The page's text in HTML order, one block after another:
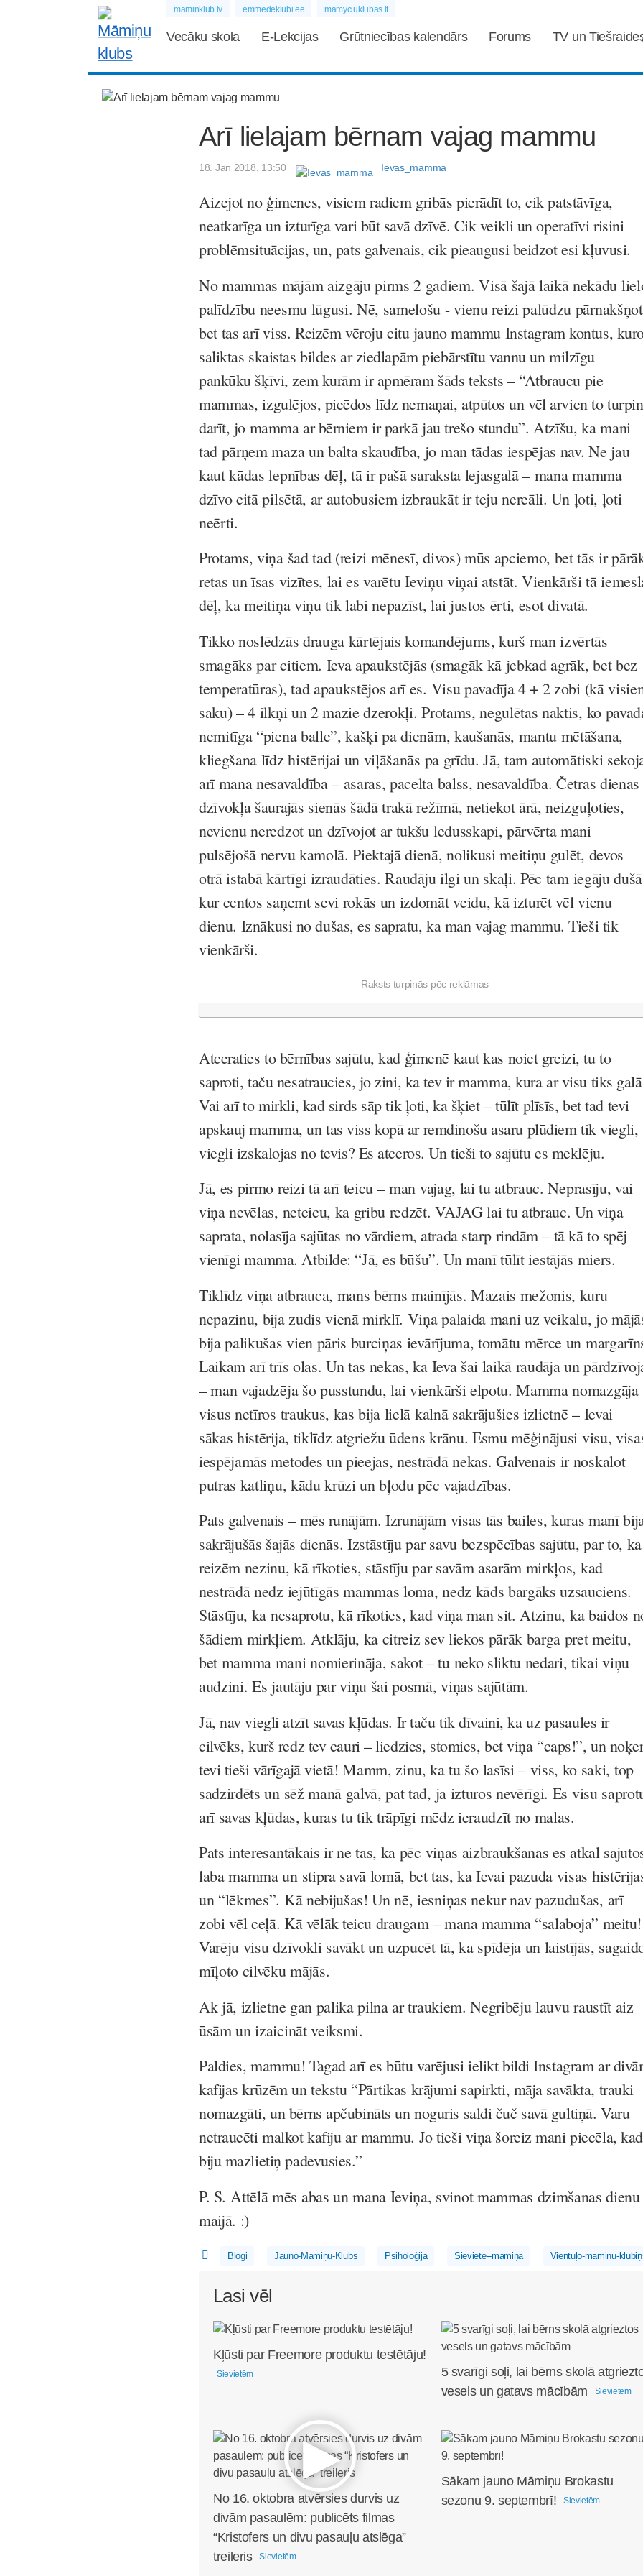
maminklub.lv emmedeklubi.ee mamyciuklubas.lt
Vecāku skola E-Lekcijas Grūtniecības kalendārs Forums TV un
Arī lielajam bērnam vajag mammu
18. Jan 2018, 13:50 Ievas_mamma
Aizejot no ģimenes, visiem radiem gribās pierādīt to, cik patstāvīga,
neatkarīga un izturīga vari būt savā dzīvē. Cik veikli un operatīvi risini
problēmsituācijas, un, pats galvenais, cik pieaugusi beidzot esi kļuvusi.
No mammas mājām aizgāju pirms 2 gadiem. Visā šajā laikā nekādu
palīdzību neesmu lūgusi. Nē, samelošu - vienu reizi palūdzu
bet tas arī viss.Reizēm vēroju citu jauno mammu Instagram kontus,
saliktas skaistas bildes ar ziedlapām piebārstītu vannu un milzīgu
pankūku šķīvi, zem kurām ir apmēram šāds teksts – “Atbraucu pie
mammas, izgulējos, pieēdos līdz nemaņai, atpūtos un vēl arvien to
darīt, jo mamma ar bērniem ir parkā jau trešo stundu”. Atzīšu, ka mani
tad pārņem maza un balta skaudība, jo man tādas iespējas nav. Ne jau
kaut kādas lepnības dēļ, tā ir pašā saraksta lejasgalā – mana mamma
dzīvo citā pilsētā, ar autobusiem izbraukāt ir teju nereāli. Un ļoti, ļoti
neērti.
Protams, viņa šad tad (reizi mēnesī, divos) mūs apciemo, bet tās ir
retas un īsas vizītes, lai es varētu Ieviņu viņai atstāt. Vienkārši tā
dēļ, ka meitiņa viņu tik labi nepazīst, lai justos ērti, esot divatā.
Tikko noslēdzās drauga kārtējais komandējums, kurš man izvērtās
smagāks par citiem. Ieva apaukstējās (smagāk kā jebkad agrāk, bet bez
temperatūras), tad apaukstējos arī es. Visu pavadīja 4 + 2 zobi (kā
saku) – 4 ilkņi un 2 mazie dzerokļi. Protams, negulētas naktis, ko
nemitīga “piena balle”, kašķi pa dienām, kaušanās, mantu mētāšana,
kliegšana līdz histērijai un viļāšanās pa grīdu. Jā, tam automātiski
arī mana nesavaldība – asaras, pacelta balss, nesavaldība. Četras dienas
dzīvokļa šaurajās sienās šādā trakā režīmā, netiekot ārā, neizguļoties,
nevienu neredzot un dzīvojot ar tukšu ledusskapi, pārvērta mani
pulsējošā nervu kamolā. Piektajā dienā, nolikusi meitiņu gulēt, devos
otrā istabā kārtīgi izraudāties. Raudāju ilgi un skaļi. Pēc tam iegāju
kur centos saņemt sevi rokās un izdomāt veidu, kā izturēt vēl vienu
dienu. Iznākusi no dušas, es sapratu, ka man vajag mammu. Tieši tik
vienkārši.
Raksts turpinās pēc reklāmas
Atceraties to bērnības sajūtu, kad ģimenē kaut kas noiet greizi, tu to
saproti, taču nesatraucies, jo zini, ka tev ir mamma, kura ar visu tiks
Vai arī to mirkli, kad sirds sāp tik ļoti, ka šķiet – tūlīt plīsīs, bet tad tevi
apskauj mamma, un tas viss kopā ar remdinošu asaru plūdiem tik viegli,
viegli izskalojas no tevis? Es atceros. Un tieši to sajūtu es meklēju.
Jā, es pirmo reizi tā arī teicu – man vajag, lai tu atbrauc. Neprasīju, vai
viņa nevēlas, neteicu, ka gribu redzēt. VAJAG lai tu atbrauc.Un viņa
saprata, nolasīja sajūtas no vārdiem, atrada starp rindām – tā kā to spēj
vienīgi mamma. Atbilde: “Jā, es būšu”. Un manī tūlīt iestājās miers.
Tiklīdz viņa atbrauca, mans bērns mainījās. Mazais mežonis, kuru
nepazinu, bija zudis vienā mirklī. Viņa palaida mani uz veikalu, jo
bija palikušas vien pāris burciņas ievārījuma, tomātu mērce un
Laikam arī trīs olas. Un tas nekas, ka Ieva šai laikā raudāja un
– man vajadzēja šo pusstundu, lai vienkārši elpotu. Mamma nomazgāja
visus netīros traukus, kas bija lielā kalnā sakrājušies izlietnē – Ievai
sākas histērija, tiklīdz atgriežu ūdens krānu. Esmu mēģinājusi visu,
iespējamās metodes un pieejas, nestrādā nekas. Galvenais ir noskalot
putras katliņu, kādu krūzi un bļodu pēc vajadzības.
Pats galvenais – mēs runājām. Izrunājām visas tās bailes, kuras manī
sakrājušās šajās dienās. Izstāstīju par savu bezspēcības sajūtu, par to, ka
reizēm nezinu, kā rīkoties, stāstīju par savām asarām mirkļos, kad
nestrādā nedz iejūtīgās mammas loma, nedz kāds bargāks uzsauciens.
Stāstīju, ka nesaprotu, kā rīkoties, kad viņa man sit. Atzinu, ka baidos
šādiem mirkļiem. Atklāju, ka citreiz sev liekos pārāk barga pret meitu,
bet mamma mani nomierināja, sakot – tu neko sliktu nedari, tikai viņu
audzini. Es jautāju par viņu šai posmā, viņas sajūtām.
Jā, nav viegli atzīt savas kļūdas. Ir taču tik dīvaini, ka uz pasaules ir
cilvēks, kurš redz tev cauri – liedzies, stomies, bet viņa “caps!”, un
tevi tieši vārīgajā vietā! Mamm, zinu, ka tu šo lasīsi – viss, ko saki, top
sadzirdēts un sēž manā galvā, pat tad, ja izturos nevērīgi. Es visu
arī savas kļūdas, kuras tu tik trāpīgi mēdz ieraudzīt no malas.
Pats interesantākais ir ne tas, ka pēc viņas aizbraukšanas es atkal
laba mamma un stipra savā lomā, bet tas, ka Ievai pazuda visas
un “lēkmes”. Kā nebijušas! Un nē, iesniņas nekur nav pazudušas, arī
zobi vēl ceļā.Kā vēlāk teicu draugam – mana mamma “salaboja” meitu!
Varēju visu dzīvokli savākt un uzpucēt tā, ka spīdēja un laistījās,
mīļoto cilvēku mājās.
Ak jā, izlietne gan palika pilna ar traukiem. Negribēju lauvu raustīt aiz
ūsām un izaicināt veiksmi.
Paldies, mammu! Tagad arī es būtu varējusi ielikt bildi Instagram ar
kafijas krūzēm un tekstu “Pārtikas krājumi sapirkti, māja savākta, trauki
nomazgāti, un bērns apčubināts un noguris saldi čuč savā gultiņā. Varu
netraucēti malkot kafiju ar mammu. Jo tieši viņa šoreiz mani piecēla, kad
biju mazlietiņ padevusies.”
P. S. Attēlā mēs abas un mana Ieviņa, svinot mammas dzimšanas dienu
maijā. :)
Blogi Jauno-Māmiņu-Klubs Psiholoģija Sieviete--māmiņa Vientuļo-māmiņu-
Lasi vēl
Kļūsti par Freemore produktu testētāju!
Sievietēm
5 svarīgi soļi, lai bērns skolā
vesels un gatavs mācībām
Sievietēm
No 16. oktobra atvērsies durvis uz
divām pasaulēm: publicēts filmas
“Kristofers un divu pasauļu atslēga”
treileris
Sievietēm
Sākam jauno Māmiņu Brokastu
sezonu 9. septembrī!
Sievietēm